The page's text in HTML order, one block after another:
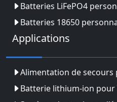
Batteries LiFePO4
Batteries 18650
Applications
Alimentation de
Batterie lithium-ion pour